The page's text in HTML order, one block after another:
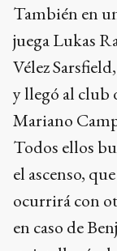
También en
juega Lukas
Vélez
y llegó al club
Mariano
Todos ellos
el ascenso,
ocurrirá con
en caso de